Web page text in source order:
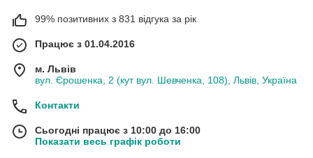
99% позитивних з 831 відгука за рік
Працює з 01.04.2016
м. Львів
вул. Єрошенка, 2 (кут вул. Шевченка, 108), Львів, Україна
Контакти
Сьогодні працює з 10:00 до 16:00
Показати весь графік роботи